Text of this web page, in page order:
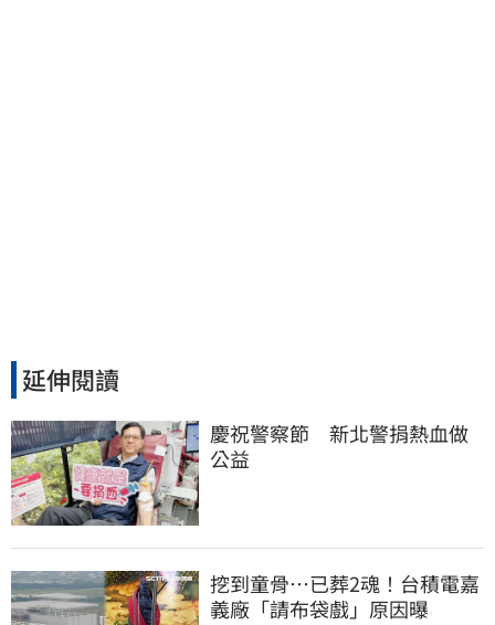
延伸閱讀
慶祝警察節　新北警捐熱血做
公益
挖到童骨…已葬2魂！台積電嘉
義廠「請布袋戲」原因曝